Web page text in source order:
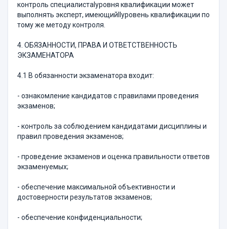
контроль специалистаIуровня квалификации может
выполнять эксперт, имеющийIIуровень квалификации по
тому же методу контроля.
4. ОБЯЗАННОСТИ, ПРАВА И ОТВЕТСТВЕННОСТЬ
ЭКЗАМЕНАТОРА
4.1 В обязанности экзаменатора входит:
- ознакомление кандидатов с правилами проведения
экзаменов;
- контроль за соблюдением кандидатами дисциплины и
правил проведения экзаменов;
- проведение экзаменов и оценка правильности ответов
экзаменуемых;
- обеспечение максимальной объективности и
достоверности результатов экзаменов;
- обеспечение конфиденциальности;